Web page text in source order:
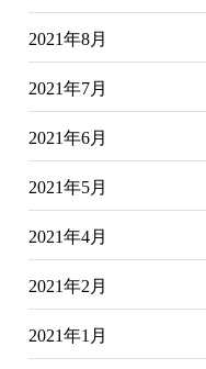
2021年8月
2021年7月
2021年6月
2021年5月
2021年4月
2021年2月
2021年1月